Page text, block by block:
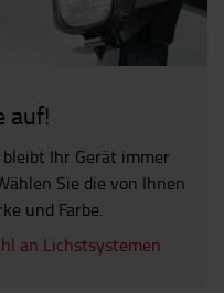
auf!
Ihr Gerät immer
Sie die von Ihnen
und Farbe.
an Lichstsystemen